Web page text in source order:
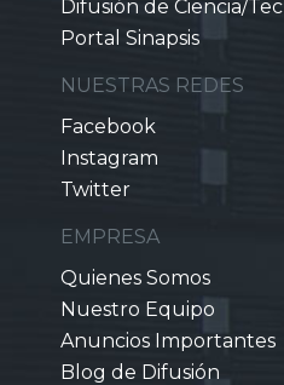
Difusión de Ciencia/Tec
Portal Sinapsis
NUESTRAS REDES
Facebook
Instagram
Twitter
EMPRESA
Quienes Somos
Nuestro Equipo
Anuncios Importantes
Blog de Difusión